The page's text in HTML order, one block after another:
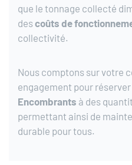
que le tonnage collecté
descoûts de
collectivité.
Nous comptons sur votre
engagement pour réserver
Encombrants à des
permettant ainsi de
durable pour tous.